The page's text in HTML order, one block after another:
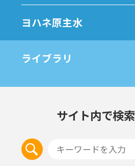
ヨハネ原主水
ライブラリ
サイト内で検索